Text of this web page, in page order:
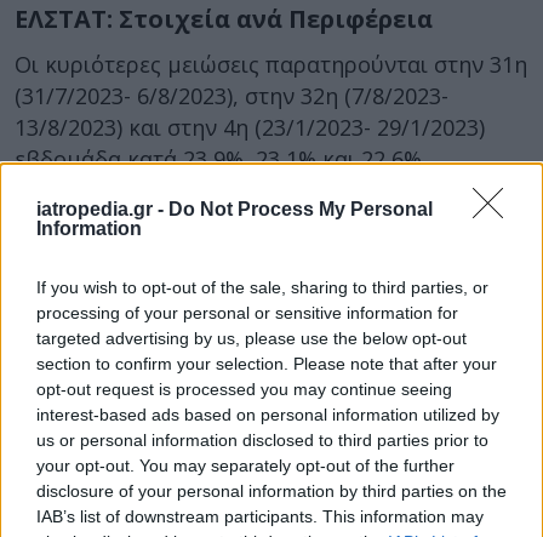
iatropedia.gr - Do Not Process My Personal
Information
If you wish to opt-out of the sale, sharing to third parties, or
processing of your personal or sensitive information for
targeted advertising by us, please use the below opt-out
section to confirm your selection. Please note that after your
opt-out request is processed you may continue seeing
interest-based ads based on personal information utilized by
us or personal information disclosed to third parties prior to
your opt-out. You may separately opt-out of the further
disclosure of your personal information by third parties on the
IAB’s list of downstream participants. This information may
ΕΛΣΤΑΤ: Στοιχεία ανά Περιφέρεια
Οι κυριότερες μειώσεις παρατηρούνται στην 31η
(31/7/2023- 6/8/2023), στην 32η (7/8/2023-
13/8/2023) και στην 4η (23/1/2023- 29/1/2023)
εβδομάδα κατά 23,9%, 23,1% και 22,6%
Ανά ηλικιακή ομάδα, παρατηρείται μείωση στις
μειώσεις, σε απόλυτες τιμές, να καταγράφονται
για τις ηλικιακές ομάδες 85 έως 89 ετών (-3.277
θάνατοι), 80 έως 84 ετών (-3.087 θάνατοι) και
άνω των 90 ετών (-2.972 θάνατοι).
Κατά περιφέρεια μόνιμης διαμονής του
θανόντα, παρατηρείται ότι οι θάνατοι
παρουσιάζουν μείωση και στις 13 περιφέρειες